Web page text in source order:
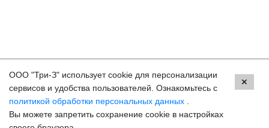
Контакты
Краснодар, ул. Красных Партизан, 18
8 (800) 250-33-30
ООО "Три-З" использует cookie для персонализации
сервисов и удобства пользователей. Ознакомьтесь с
политикой обработки персональных данных
Вы можете запретить сохранение cookie в настройках
✕